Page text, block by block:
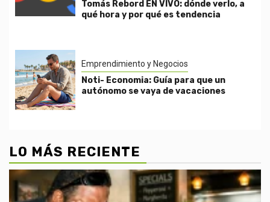
Tomás Rebord EN VIVO: dónde verlo, a
qué hora y por qué es tendencia
Emprendimiento y Negocios
Noti- Economia: Guía para que un
autónomo se vaya de vacaciones
LO MÁS RECIENTE